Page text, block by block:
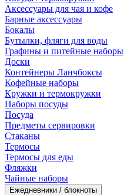
Аксессуары для чая и кофе
Барные аксессуары
Бокалы
Бутылки, фляги для воды
Графины и питейные наборы
Доски
Контейнеры Ланчбоксы
Кофейные наборы
Кружки и термокружки
Наборы посуды
Посуда
Предметы сервировки
Стаканы
Термосы
Термосы для еды
Фляжки
Чайные наборы
Ежедневники / блокноты